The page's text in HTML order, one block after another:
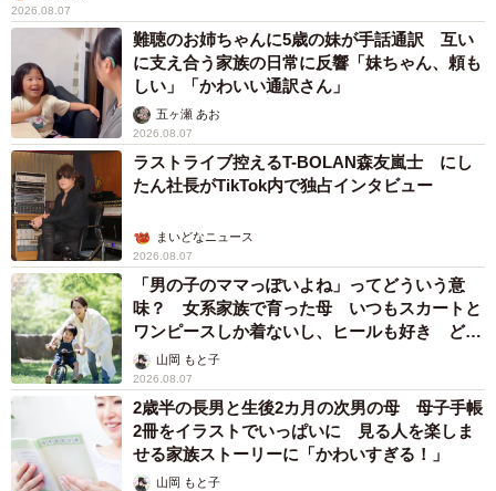
2026.08.07
難聴のお姉ちゃんに5歳の妹が手話通訳 互い
に支え合う家族の日常に反響「妹ちゃん、頼も
しい」「かわいい通訳さん」
五ヶ瀬 あお
2026.08.07
ラストライブ控えるT-BOLAN森友嵐士 にし
たん社長がTikTok内で独占インタビュー
まいどなニュース
2026.08.07
「男の子のママっぽいよね」ってどういう意
味？ 女系家族で育った母 いつもスカートと
ワンピースしか着ないし、ヒールも好き どの
へんが…
山岡 もと子
2026.08.07
2歳半の長男と生後2カ月の次男の母 母子手帳
2冊をイラストでいっぱいに 見る人を楽しま
せる家族ストーリーに「かわいすぎる！」
山岡 もと子